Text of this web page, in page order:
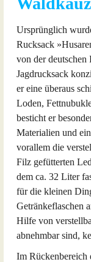
Ursprünglich
Rucksack
von der deutschen
Jagdrucksack
er eine überaus
Loden,
besticht er
Materialien und
vorallem die
Filz gefütterten
dem ca. 32 Liter
für die kleinen
Getränkeflaschen
Hilfe von
abnehmbar sind,
Im Rückenbereich